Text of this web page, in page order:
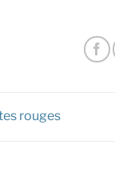
rouges